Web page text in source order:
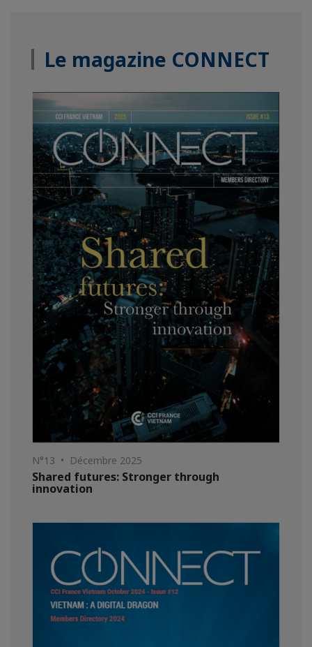
Le magazine CONNECT
N°13 • Décembre 2025
Shared futures: Stronger through
innovation